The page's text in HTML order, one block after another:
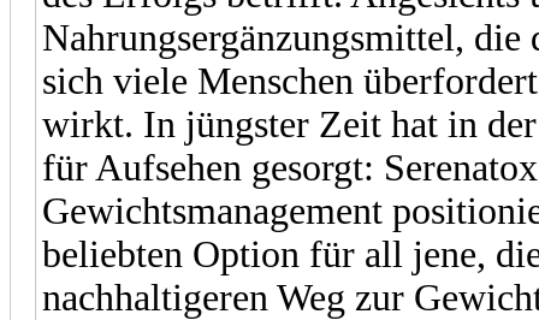
Nahrungsergänzungsmittel,
sich viele Menschen
wirkt. In jüngster Zeit hat in
für Aufsehen gesorgt:
Gewichtsmanagement
beliebten Option für all jene,
nachhaltigeren Weg zur